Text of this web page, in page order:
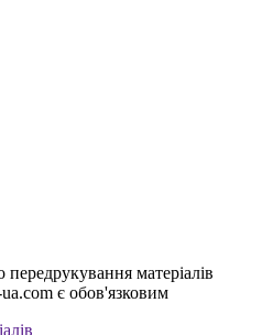
матеріалів
є обов'язковим